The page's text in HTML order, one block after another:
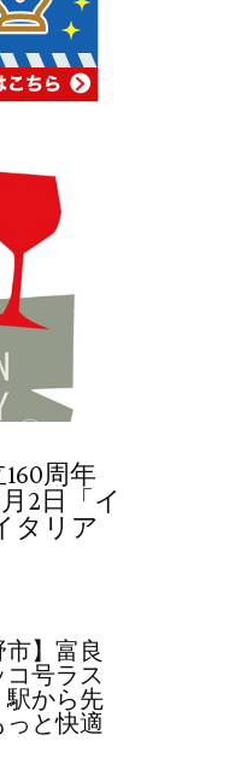
周年
2日「イ
タリア
市】富良
号ラス
駅から先
と快適